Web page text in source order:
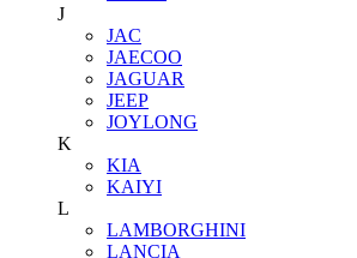
J
JAC
JAECOO
JAGUAR
JEEP
JOYLONG
K
KIA
KAIYI
L
LAMBORGHINI
LANCIA